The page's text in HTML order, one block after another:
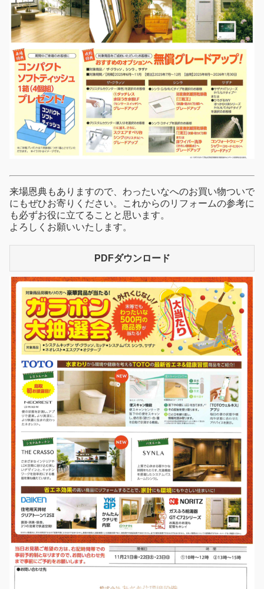
来場恩典もありますので、わったいなへのお買い物ついで
にもぜひお寄りください。これからのリフォームの参考に
も必ずお役に立てることと思います。
よろしくお願いいたします。
PDFダウンロード